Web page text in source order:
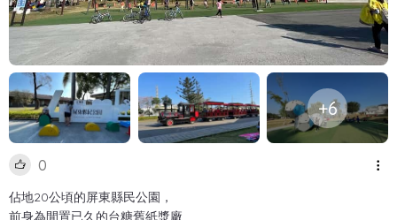
+6
0
佔地20公頃的屏東縣民公園，
前身為閒置已久的台糖舊紙漿廠